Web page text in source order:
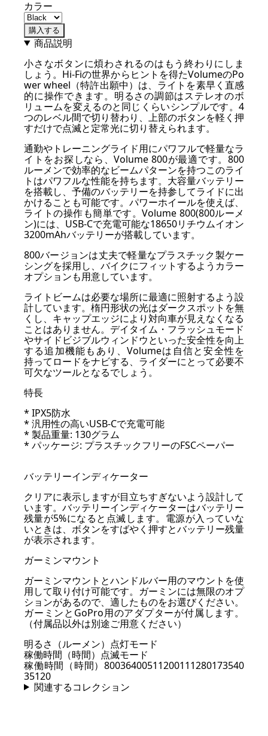
カラー
購入する
商品説明
小さなボタンに煩わされるのはもう終わりにしま
しょう。Hi-Fiの世界からヒントを得たVolumeのPo
wer wheel（特許出願中）は、ライトを素早く直感
的に操作できます。明るさの調節はステレオのボ
リュームを変えるのと同じくらいシンプルです。4
つのレベル間で切り替わり、上部のボタンを軽く押
すだけで点滅と定常光に切り替えられます。
通勤やトレーニングライド用にパワフルで軽量なラ
イトをお探しなら、Volume 800が最適です。800
ルーメンで効率的なビームパターンを持つこのライ
トはパワフルな性能を持ちます。大容量バッテリー
を搭載し、予備のバッテリーを持参してライドに出
かけることも可能です。パワーホイールを使えば、
ライトの操作も簡単です。Volume 800(800ルーメ
ン)には、USB-Cで充電可能な18650リチウムイオン
3200mAhバッテリーが搭載しています。
800バージョンは丈夫で軽量なプラスチック製ケー
シングを採用し、バイクにフィットするようカラー
オプションも用意しています。
ライトビームは必要な場所に最適に照射するよう設
計しています。楕円形状の光はダークスポットを無
くし、キャップエッジにより対向車が見えなくなる
ことはありません。デイタイム・フラッシュモード
やサイドビジブルウィンドウといった安全性を向上
する追加機能もあり、Volumeは自信と安全性を
持ってロードをナビする、ライダーにとって必要不
可欠なツールとなるでしょう。
特長
* IPX5防水
* 汎用性の高いUSB-Cで充電可能
* 製品重量: 130グラム
* パッケージ: プラスチックフリーのFSCペーパー
バッテリーインディケーター
クリアに表示しますが目立ちすぎないよう設計して
います。バッテリーインディケーターはバッテリー
残量が5%になると点滅します。電源が入っていな
いときは、ボタンをすばやく押すとバッテリー残量
が表示されます。
ガーミンマウント
ガーミンマウントとハンドルバー用のマウントを使
用して取り付け可能です。ガーミンには無限のオプ
ションがあるので、適したものをお選びください。
ガーミンとGoPro用のアダプターが付属します。
（付属品以外は別途ご用意ください）
明るさ（ルーメン）点灯モード
稼働時間（時間）点滅モード
稼働時間（時間）80036400511200111280173540
35120
関連するコレクション